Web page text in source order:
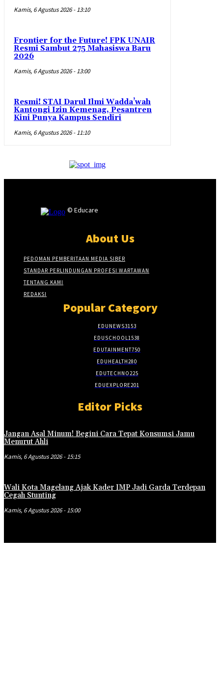
Kamis, 6 Agustus 2026 - 13:10
Frontier for the Future! FPK UNAIR
Resmi Sambut 275 Mahasiswa Baru
2026
Kamis, 6 Agustus 2026 - 13:00
Resmi! STAI Darul Ilmi Wadda’wah
Kantongi Izin Kemenag, Pesantren
Kini Punya Kampus Sendiri
Kamis, 6 Agustus 2026 - 11:10
© Educare
About Us
PEDOMAN PEMBERITAAN MEDIA SIBER
STANDAR PERLINDUNGAN PROFESI WARTAWAN
TENTANG KAMI
REDAKSI
Popular Category
EDUNEWS3153
EDUSCHOOL1538
EDUTAINMENT750
EDUHEALTH280
EDUTECHNO225
EDUEXPLORE201
Editor Picks
Jangan Asal Minum! Begini Cara Tepat Konsumsi Jamu
Menurut Ahli
Kamis, 6 Agustus 2026 - 15:15
Wali Kota Magelang Ajak Kader IMP Jadi Garda Terdepan
Cegah Stunting
Kamis, 6 Agustus 2026 - 15:00